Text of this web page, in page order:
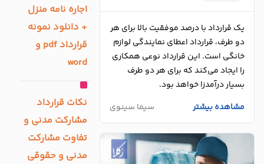
یک قرارداد با درصد موفقیت بالا برای هر
دو طرف، قرارداد اعطای نمایندگی لوازم
خانگی است. این قرارداد نوعی همکاری
را ایجاد می‌کند که برای هر دو طرف
بسیار درآمدزا خواهد بود.
مشاهده بیشتر
سیما سینوی
اجاره نامه منزل
+ دانلود نمونه
قرارداد pdf و
word
نکات قرارداد
مشارکت مدنی و
تفاوت مشارکت
مدنی و حقوقی